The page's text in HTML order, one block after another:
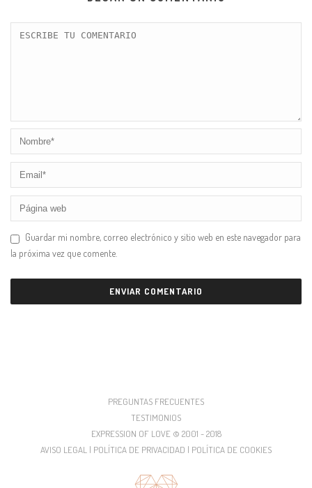
Guardar mi nombre, correo electrónico y sitio web en este navegador para
la próxima vez que comente.
PREGUNTAS FRECUENTES
TESTIMONIOS
EXPRESSION OF LOVE © 2001 - 2018
AVISO LEGAL | POLÍTICA DE PRIVACIDAD | POLÍTICA DE COOKIES